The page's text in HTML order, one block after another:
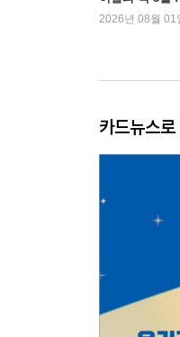
2026년 08월 01
카드뉴스